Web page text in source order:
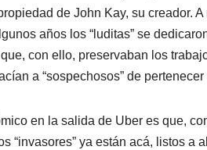
de John Kay, su creador.
años los “luditas” se
con ello, preservaban los
a “sospechosos” de
en la salida de Uber es que,
“invasores” ya están acá, listos a